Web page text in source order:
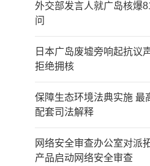
外交部发言人就广岛核爆
问
日本广岛废墟旁响起抗议
拒绝拥核
保障生态环境法典实施 最
配套司法解释
网络安全审查办公室对派
产品启动网络安全审查